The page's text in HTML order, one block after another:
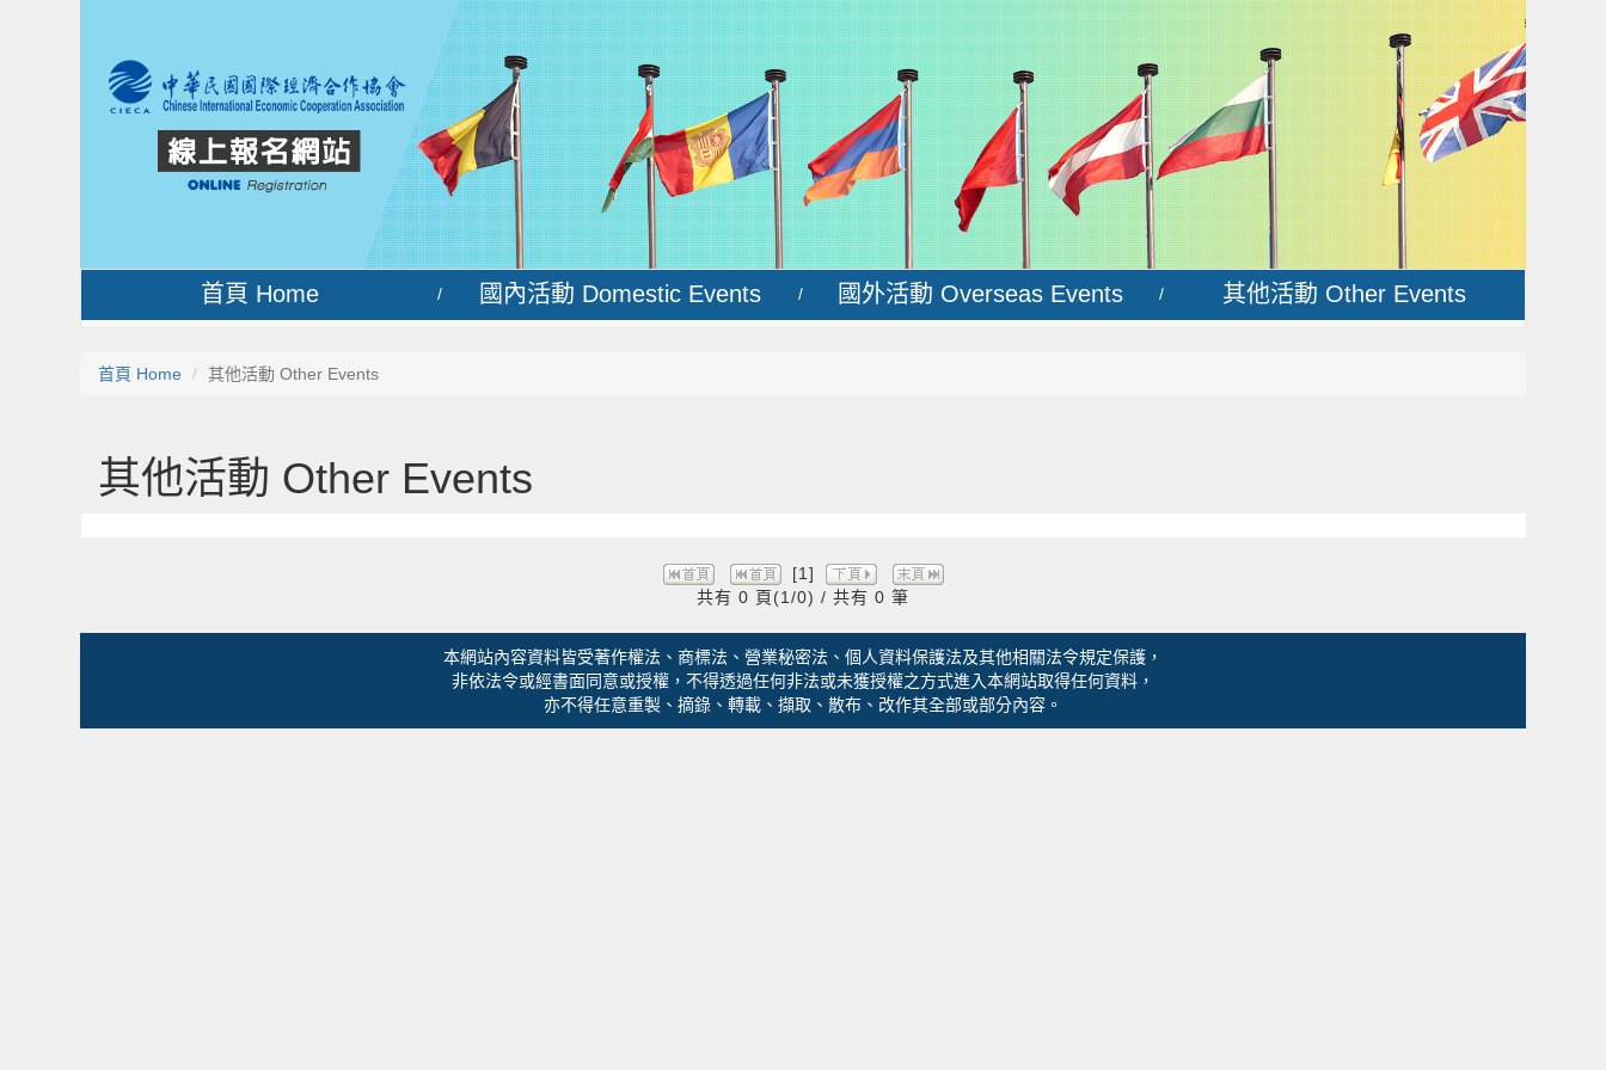
首頁 Home / 國內活動 Domestic Events / 國外活動 Overseas Events / 其他活動 Other Events
首頁 Home 其他活動 Other Events
其他活動 Other Events
[1]
共有 0 頁(1/0) / 共有 0 筆
本網站內容資料皆受著作權法、商標法、營業秘密法、個人資料保護法及其他相關法令規定保護，
非依法令或經書面同意或授權，不得透過任何非法或未獲授權之方式進入本網站取得任何資料，
亦不得任意重製、摘錄、轉載、擷取、散布、改作其全部或部分內容。